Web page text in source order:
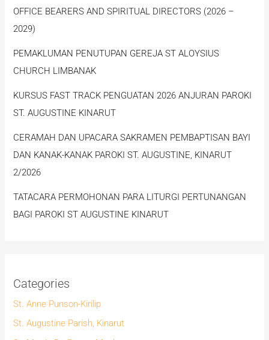
OFFICE BEARERS AND SPIRITUAL DIRECTORS (2026 –
2029)
PEMAKLUMAN PENUTUPAN GEREJA ST ALOYSIUS
CHURCH LIMBANAK
KURSUS FAST TRACK PENGUATAN 2026 ANJURAN PAROKI
ST. AUGUSTINE KINARUT
CERAMAH DAN UPACARA SAKRAMEN PEMBAPTISAN BAYI
DAN KANAK-KANAK PAROKI ST. AUGUSTINE, KINARUT
2/2026
TATACARA PERMOHONAN PARA LITURGI PERTUNANGAN
BAGI PAROKI ST AUGUSTINE KINARUT
Categories
St. Anne Punson-Kirilip
St. Augustine Parish, Kinarut